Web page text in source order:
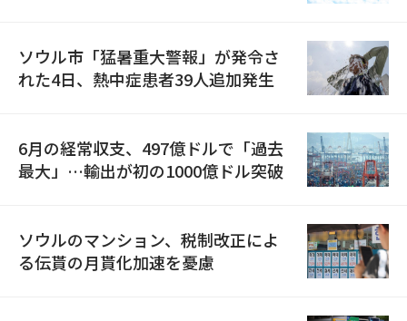
ソウル市「猛暑重大警報」が発令さ
れた4日、熱中症患者39人追加発生
6月の経常収支、497億ドルで「過去
最大」…輸出が初の1000億ドル突破
ソウルのマンション、税制改正によ
る伝貰の月貰化加速を憂慮